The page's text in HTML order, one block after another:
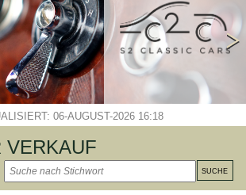
06-AUGUST-2026 16:18
VERKAUF